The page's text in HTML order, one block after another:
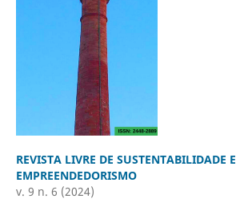
REVISTA LIVRE DE SUSTENTABILIDADE E
EMPREENDEDORISMO
v. 9 n. 6 (2024)